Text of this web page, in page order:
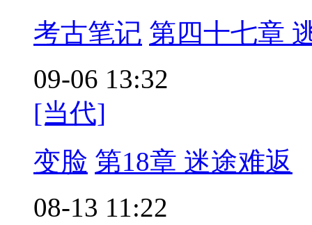
考古笔记 第四十七章
09-06 13:32
[当代]
变脸 第18章 迷途难返
08-13 11:22